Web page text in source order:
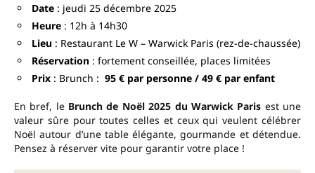
Date : jeudi 25 décembre 2025
Heure : 12h à 14h30
Lieu : Restaurant Le W – Warwick Paris (rez-de-chaussée)
Réservation : fortement conseillée, places limitées
Prix : Brunch : 95 € par personne / 49 € par enfant
En bref, le Brunch de Noël 2025 du Warwick Paris est une
valeur sûre pour toutes celles et ceux qui veulent célébrer
Noël autour d’une table élégante, gourmande et détendue.
Pensez à réserver vite pour garantir votre place !